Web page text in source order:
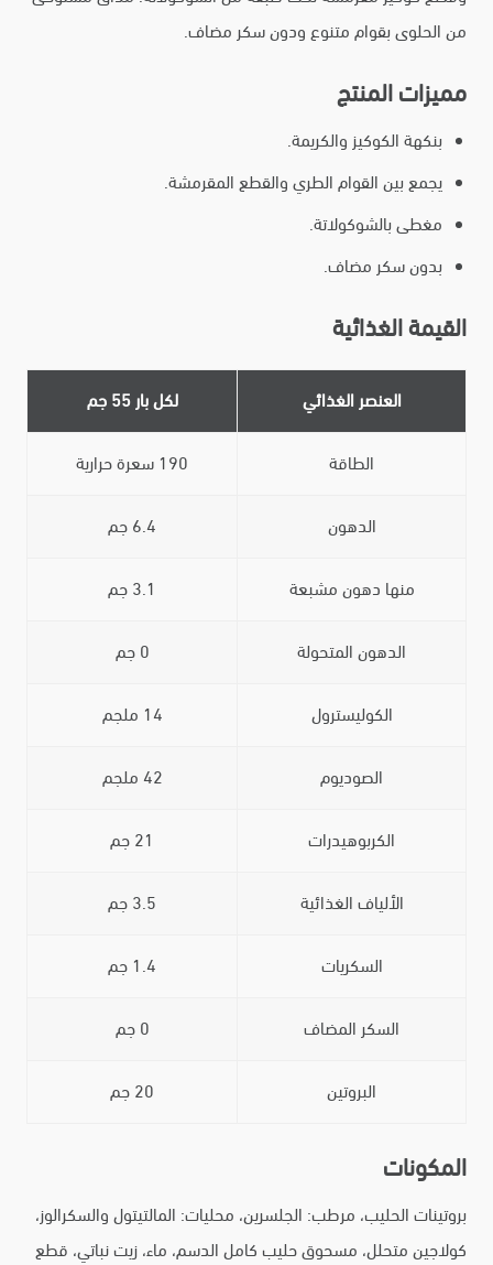
من الحلوى بقوام متنوع ودون سكر مضاف.
مميزات المنتج
بنكهة الكوكيز والكريمة.
يجمع بين القوام الطري والقطع المقرمشة.
مغطى بالشوكولاتة.
بدون سكر مضاف.
القيمة الغذائية
العنصر الغذائي لكل بار 55 جم
الطاقة 190 سعرة حرارية
الدهون 6.4 جم
منها دهون مشبعة 3.1 جم
الدهون المتحولة 0 جم
الكوليسترول 14 ملجم
الصوديوم 42 ملجم
الكربوهيدرات 21 جم
الألياف الغذائية 3.5 جم
السكريات 1.4 جم
السكر المضاف 0 جم
البروتين 20 جم
المكونات
بروتينات الحليب، مرطب: الجلسرين، محليات: المالتيتول والسكرالوز،
كولاجين متحلل، مسحوق حليب كامل الدسم، ماء، زيت نباتي، قطع